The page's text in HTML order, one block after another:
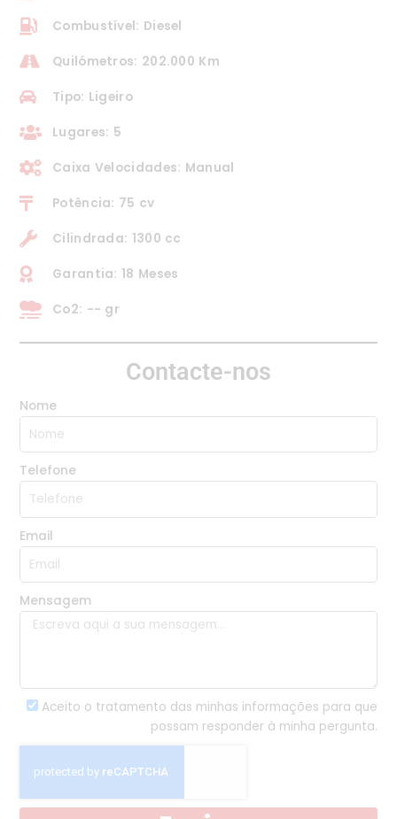
Combustível: Diesel
Quilómetros: 202.000 Km
Tipo: Ligeiro
Lugares: 5
Caixa Velocidades: Manual
Potência: 75 cv
Cilindrada: 1300 cc
Garantia: 18 Meses
Co2: -- gr
Contacte-nos
Nome
Telefone
Email
Mensagem
Aceito o tratamento das minhas informações para que
possam responder à minha pergunta.